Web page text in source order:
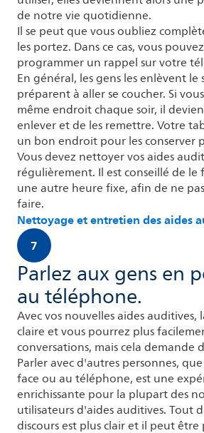
de notre vie quotidienne.
Il se peut que vous oubliez
les portez. Dans ce cas, vous
programmer un rappel sur votre
En général, les gens les enlèvent le
préparent à aller se coucher. Si
même endroit chaque soir, il
enlever et de les remettre. Votre
un bon endroit pour les conserver
Vous devez nettoyer vos aides
régulièrement. Il est conseillé de
une autre heure fixe, afin de ne
faire.
Nettoyage et entretien des aides
7
Parlez aux gens en
au téléphone.
Avec vos nouvelles aides auditives,
claire et vous pourrez plus
conversations, mais cela demande
Parler avec d'autres personnes,
face ou au téléphone, est une
enrichissante pour la plupart des
utilisateurs d'aides auditives. Tout
discours est plus clair et il peut être